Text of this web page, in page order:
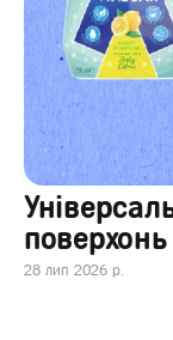
28 лип 2026 р.